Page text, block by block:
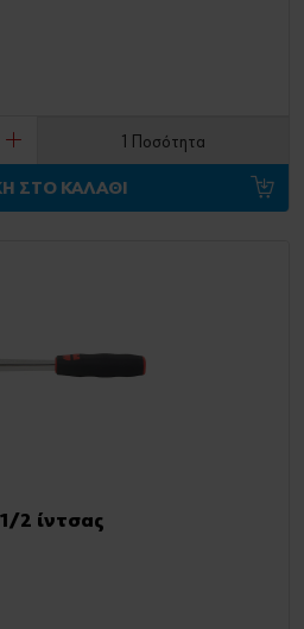
1 Ποσότητα
ΣΤΟ ΚΑΛΑΘΙ
2 ίντσας